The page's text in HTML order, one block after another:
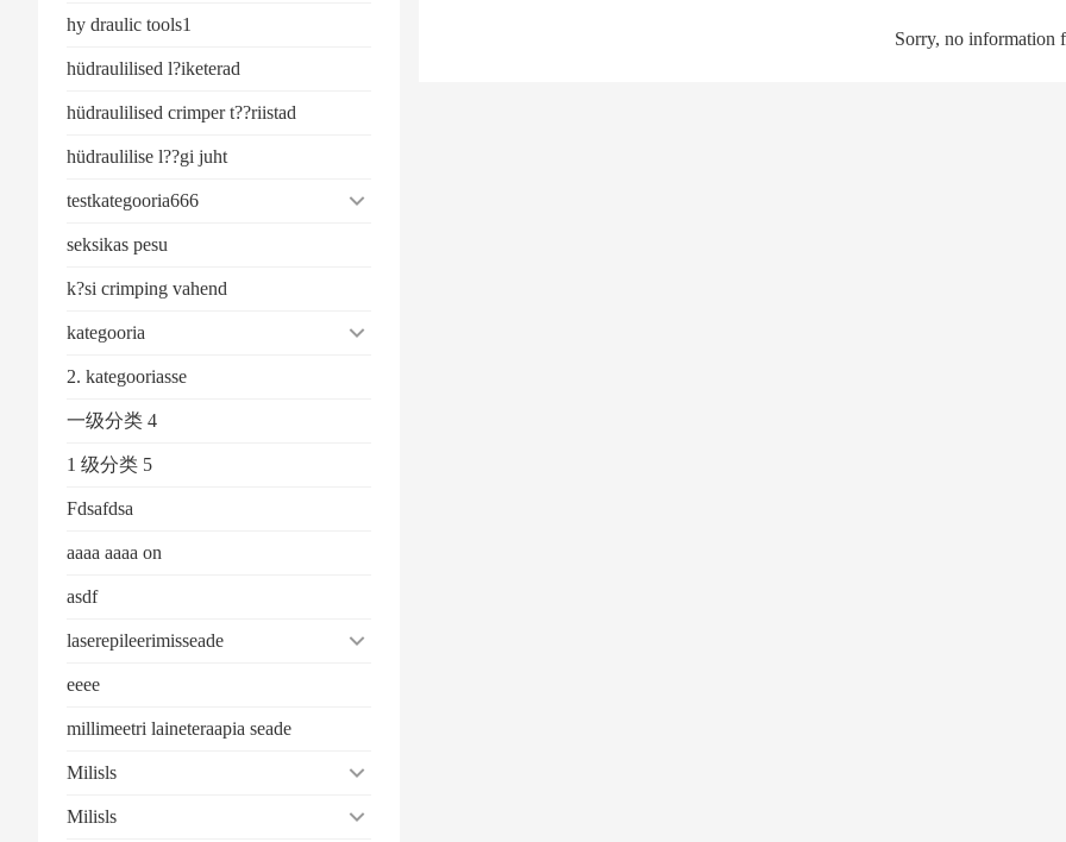
hy draulic tools1
hüdraulilised l?iketerad
hüdraulilised crimper t??riistad
hüdraulilise l??gi juht
testkategooria666
seksikas pesu
k?si crimping vahend
kategooria
2. kategooriasse
一级分类 4
1 级分类 5
Fdsafdsa
aaaa aaaa on
asdf
laserepileerimisseade
eeee
millimeetri laineteraapia seade
Milisls
Milisls
Sorry, no information